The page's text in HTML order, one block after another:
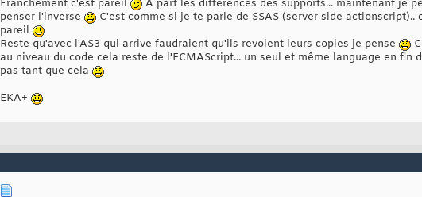
Franchement c'est pareil
A part les différences des supports... maintenant je
penser l'inverse
C'est comme si je te parle de SSAS (server side
pareil
Reste qu'avec l'AS3 qui arrive faudraient qu'ils revoient leurs copies je pense
au niveau du code cela reste de l'ECMAScript... un seul et même language en
pas tant que cela
EKA+